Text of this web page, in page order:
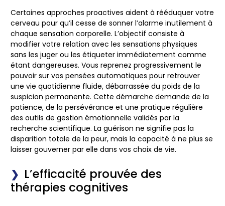
Certaines approches proactives aident à rééduquer votre
cerveau pour qu’il cesse de sonner l’alarme inutilement à
chaque sensation corporelle. L’objectif consiste à
modifier votre relation avec les sensations physiques
sans les juger ou les étiqueter immédiatement comme
étant dangereuses. Vous reprenez progressivement le
pouvoir sur vos pensées automatiques pour retrouver
une vie quotidienne fluide, débarrassée du poids de la
suspicion permanente. Cette démarche demande de la
patience, de la persévérance et une pratique régulière
des outils de gestion émotionnelle validés par la
recherche scientifique. La guérison ne signifie pas la
disparition totale de la peur, mais la capacité à ne plus se
laisser gouverner par elle dans vos choix de vie.
L’efficacité prouvée des
thérapies cognitives